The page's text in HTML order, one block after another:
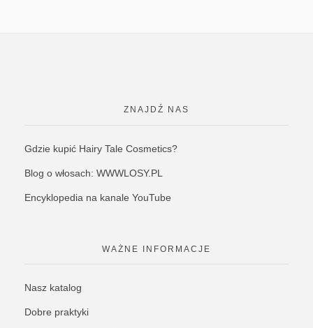
ZNAJDŹ NAS
Gdzie kupić Hairy Tale Cosmetics?
Blog o włosach: WWWLOSY.PL
Encyklopedia na kanale YouTube
WAŻNE INFORMACJE
Nasz katalog
Dobre praktyki